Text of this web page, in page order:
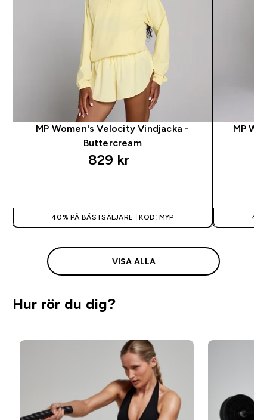
MP Women's Velocity Vindjacka -
Buttercream
829 kr‎
40% PÅ BÄSTSÄLJARE | KOD: MYP
MP
VISA ALLA
Hur rör du dig?